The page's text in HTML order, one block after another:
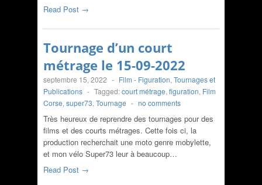
Read Post →
Tournage d’un court
métrage le 15-09-2022
septembre 15, 2022 - Film - Figuration, Tournages et
Publications - Tagged:court métrage, figuration, Film
Corse, super73, Tournage - no comments
Très heureux de reprendre des tournages pour des
films et des courts métrages. Cette fois ci, la
production recherchait une moto genre mobylette,
et mon vélo Super73 leur à beaucoup…
Read Post →